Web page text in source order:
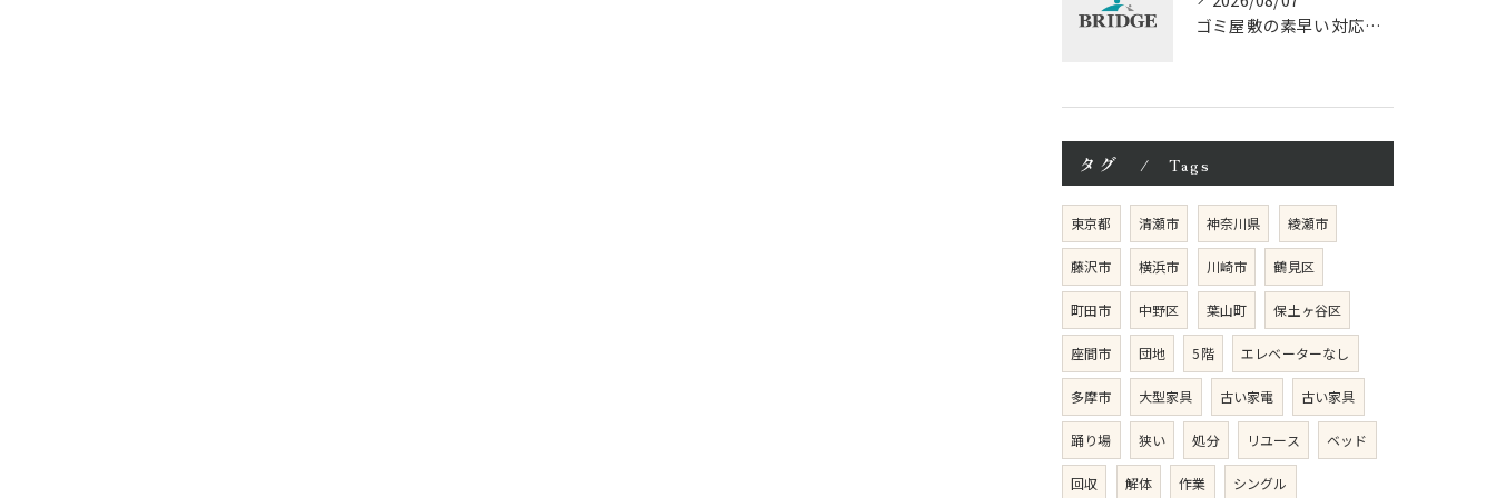
ゴミ屋敷の素早い対応と神奈川県横浜市で安心して片付けを進める具体的なポイント
タグ Tags
東京都 清瀬市 神奈川県 綾瀬市
藤沢市 横浜市 川崎市 鶴見区
町田市 中野区 葉山町 保土ヶ谷区
座間市 団地 5階 エレベーターなし
多摩市 大型家具 古い家電 古い家具
踊り場 狭い 処分 リユース ベッド
回収 解体 作業 シングル